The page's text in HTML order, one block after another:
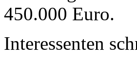
450.000 Euro.
Interessenten